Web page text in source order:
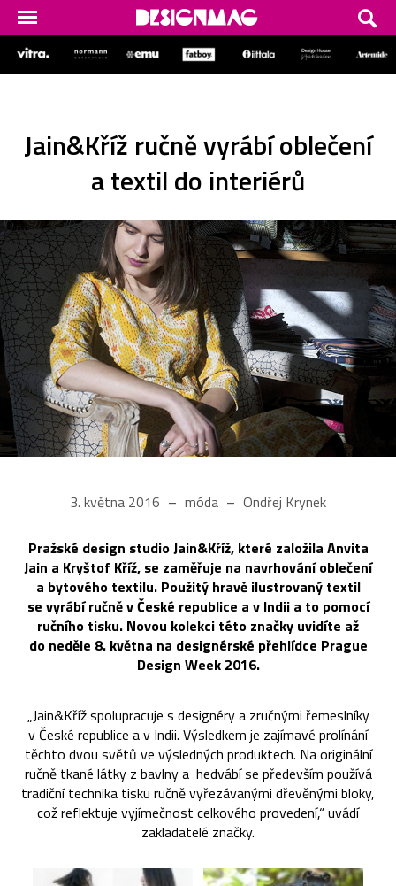
Jain&Kříž ručně vyrábí oblečení
a textil do interiérů
3. května 2016 móda Ondřej Krynek
Pražské design studio Jain&Kříž, které založila Anvita
Jain a Kryštof Kříž, se zaměřuje na navrhování oblečení
a bytového textilu. Použitý hravě ilustrovaný textil
se vyrábí ručně v České republice a v Indii a to pomocí
ručního tisku. Novou kolekci této značky uvidíte až
do neděle 8. května na designérské přehlídce Prague
Design Week 2016.
„Jain&Kříž spolupracuje s designéry a zručnými řemeslníky
v České republice a v Indii. Výsledkem je zajímavé prolínání
těchto dvou světů ve výsledných produktech. Na originální
ručně tkané látky z bavlny a hedvábí se především používá
tradiční technika tisku ručně vyřezávanými dřevěnými bloky,
což reflektuje vyjímečnost celkového provedení,“ uvádí
zakladatelé značky.